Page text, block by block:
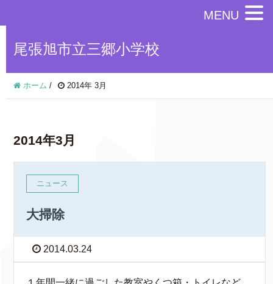
尾張旭市立三郷小学校
ホーム / 2014年 3月
2014年3月
ニュース
大掃除
2014.03.24
MENU